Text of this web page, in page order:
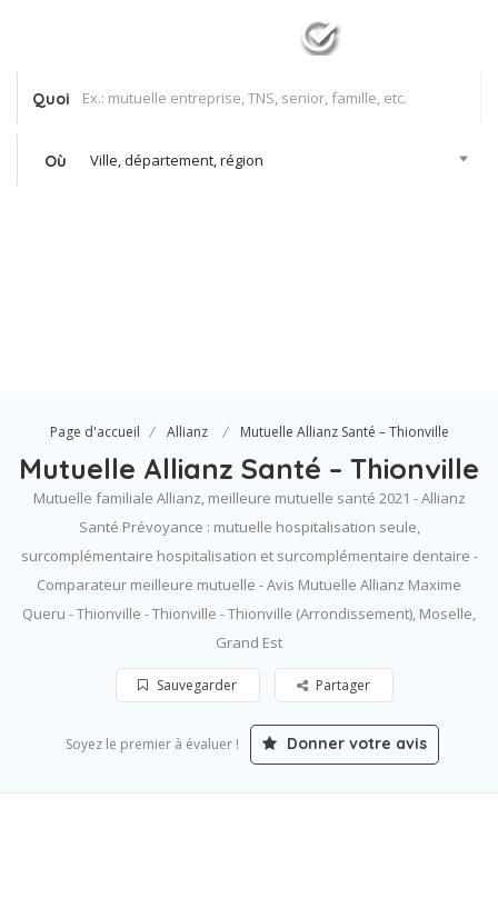
Quoi
Où Ville, département, région
Page d'accueil Allianz Mutuelle Allianz Santé – Thionville
Mutuelle Allianz Santé – Thionville
Mutuelle familiale Allianz, meilleure mutuelle santé 2021 - Allianz
Santé Prévoyance : mutuelle hospitalisation seule,
surcomplémentaire hospitalisation et surcomplémentaire dentaire -
Comparateur meilleure mutuelle - Avis Mutuelle Allianz Maxime
Queru - Thionville - Thionville - Thionville (Arrondissement), Moselle,
Grand Est
Sauvegarder Partager
Soyez le premier à évaluer ! Donner votre avis